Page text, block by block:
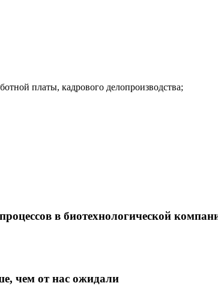
платы, кадрового делопроизводства;
в биотехнологической
чем от нас ожидали